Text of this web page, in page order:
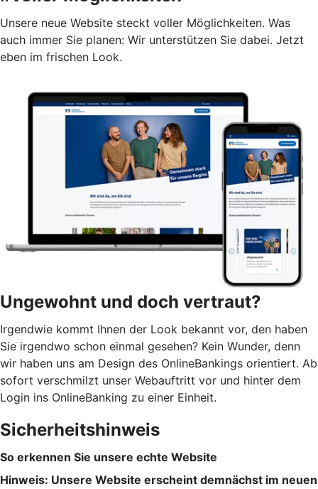
Unsere neue Website steckt voller Möglichkeiten. Was
auch immer Sie planen: Wir unterstützen Sie dabei. Jetzt
eben im frischen Look.
Ungewohnt und doch vertraut?
Irgendwie kommt Ihnen der Look bekannt vor, den haben
Sie irgendwo schon einmal gesehen? Kein Wunder, denn
wir haben uns am Design des OnlineBankings orientiert. Ab
sofort verschmilzt unser Webauftritt vor und hinter dem
Login ins OnlineBanking zu einer Einheit.
Sicherheitshinweis
So erkennen Sie unsere echte Website
Hinweis: Unsere Website erscheint demnächst im neuen